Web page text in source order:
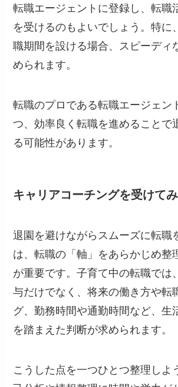
転職エージェントに登録し、転職
を受けるのもよいでしょう。特に
職期間を設ける場合、スピーディ
められます。
転職のプロである転職エージェン
つ、効率良く転職を進めることで
る可能性があります。
キャリアコーチングを受けて
退園を避けながらスムーズに転職
は、転職の「軸」をあらかじめ整
が重要です。子育て中の転職では
与だけでなく、将来の働き方や転
グ、勤務時間や通勤時間など、生
を踏まえた判断が求められます。
こうした点を一つひとつ整理しよ